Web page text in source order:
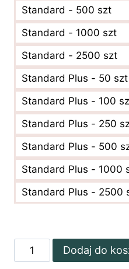
Standard - 500 szt
Standard - 1000 szt
Standard - 2500 szt
Standard Plus - 50 szt
Standard Plus - 100
Standard Plus - 250
Standard Plus - 500
Standard Plus - 1000
Standard Plus - 2500
ilość
Wizytówki
Dodaj do